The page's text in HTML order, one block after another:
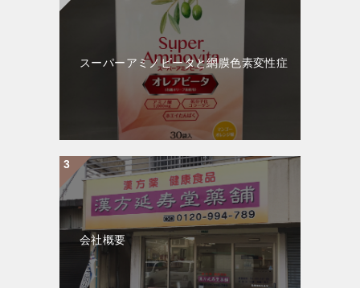
スーパーアミノビータと網膜色素変性症
会社概要